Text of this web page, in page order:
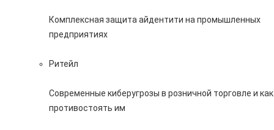
Комплексная защита айдентити на промышленных
предприятиях
Ритейл
Современные киберугрозы в розничной торговле и как
противостоять им